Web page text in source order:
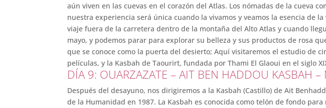
aún viven en las cuevas en el corazón del Atlas. Los nómadas de la cueva
nuestra experiencia será única cuando la vivamos y veamos la esencia de
viaje fuera de la carretera dentro de la montaña del Alto Atlas y cuando
mayo, y podemos parar para explorar su belleza y sus productos de rosa
que se conoce como la puerta del desierto; Aquí visitaremos el estudio de
películas, y la Kasbah de Taourirt, fundada por Thami El Glaoui en el siglo
DÍA 9: OUARZAZATE – AIT BEN HADDOU KASBAH
Después del desayuno, nos dirigiremos a la Kasbah (Castillo) de Ait
de la Humanidad en 1987. La Kasbah es conocida como telón de fondo